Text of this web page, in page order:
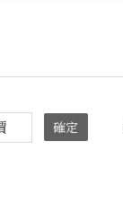
確定